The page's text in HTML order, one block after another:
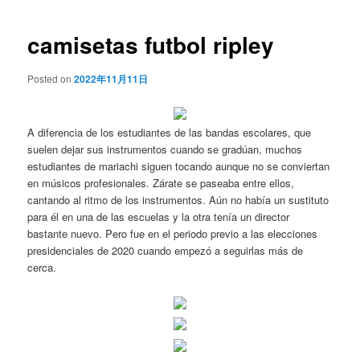
camisetas futbol ripley
Posted on2022年11月11日
A diferencia de los estudiantes de las bandas escolares, que
suelen dejar sus instrumentos cuando se gradúan, muchos
estudiantes de mariachi siguen tocando aunque no se conviertan
en músicos profesionales. Zárate se paseaba entre ellos,
cantando al ritmo de los instrumentos. Aún no había un sustituto
para él en una de las escuelas y la otra tenía un director
bastante nuevo. Pero fue en el periodo previo a las elecciones
presidenciales de 2020 cuando empezó a seguirlas más de
cerca.